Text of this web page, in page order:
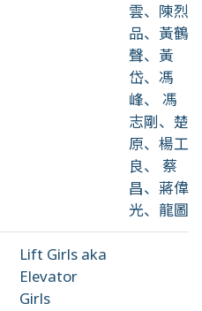
雲、陳烈
品、黃鶴
聲、黃
岱、馮
峰、 馮
志剛、楚
原、楊工
良、 蔡
昌、蔣偉
光、龍圖
Lift Girls aka
Elevator
Girls